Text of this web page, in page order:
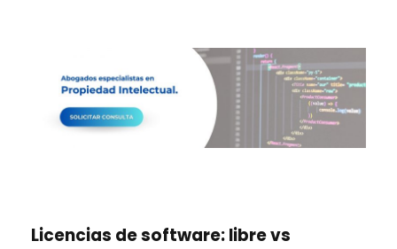
Licencias de software: libre vs